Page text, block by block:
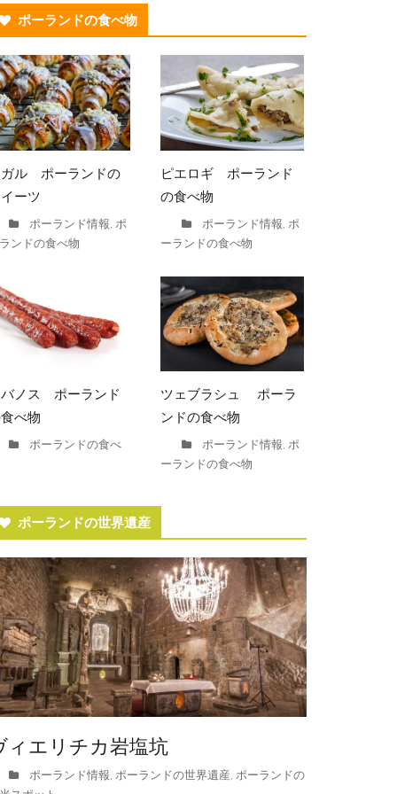
ポーランドの食べ物
ル ポーランドの
ーツ
ポーランド情報 ポ
ンドの食べ物
ピエロギ ポーランド
の食べ物
ポーランド情報 ポ
ーランドの食べ物
ノス ポーランド
べ物
ポーランドの食べ
ツェブラシュ ポーラ
ンドの食べ物
ポーランド情報,ポ
ーランドの食べ物
ポーランドの世界遺産
ィエリチカ岩塩坑
ポーランド情報, ポーランドの世界遺産, ポーランドの